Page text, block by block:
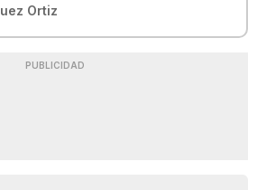
Ortiz
PUBLICIDAD